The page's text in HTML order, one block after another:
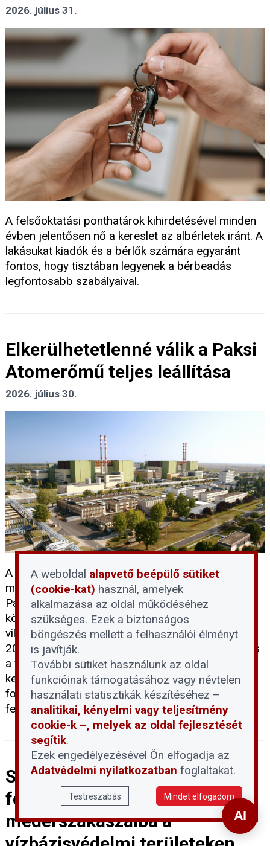
2026. július 31.
A felsőoktatási ponthatárok kihirdetésével minden
évben jelentősen nő a kereslet az albérletek iránt. A
lakásukat kiadók és a bérlők számára egyaránt
fontos, hogy tisztában legyenek a bérbeadás
legfontosabb szabályaival.
Elkerülhetetlenné válik a Paksi
Atomerőmű teljes leállítása
2026. július 30.
A Duna rendkívüli és tartós vízszintcsökkenése
miatt a következő 24-72 órában le kell állítani a
Paksi Atomerőmű mind a négy blokkját. A döntés
következtében átmenetileg megszűnik a hazai
villamosenergia-termelés mintegy felét adó, közel
2000 MW-os kapacitás. Az erőmű szakemberei és
a vízügyi hatóságok felkészültek a helyzet
kezelésére: az álló blokkok biztonsági hűtése
folyamatosan biztosított, a lakosságot pedig
felelős és takarékos áramhasználatra kérik.
Szigorúan tilos belépni a Duna
felszínre került
mederszakaszaiba a
A weboldal alapvető beépülő sütiket
(cookie-kat) használ, amelyek
alkalmazása az oldal működéséhez
szükséges. Ezek a biztonságos
böngészés mellett a felhasználói élményt
is javítják.
További sütiket használunk az oldal
funkcióinak támogatásához vagy névtelen
használati statisztikák készítéséhez –
analitikai, kényelmi vagy teljesítmény
cookie-k –, melyek az oldal fejlesztését
segítik.
Ezek engedélyezésével Ön elfogadja az
Adatvédelmi nyilatkozatban foglaltakat.
Testreszabás Mindet elfogadom